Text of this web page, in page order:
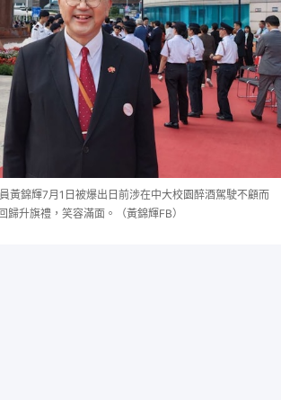
黃錦輝7月1日被爆出日前涉在中大校園醉酒駕駛不顧而
歸升旗禮，笑容滿面。（黃錦輝FB）